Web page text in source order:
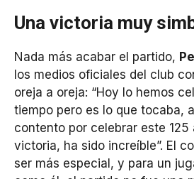
Una victoria muy
Nada más acabar el partido,
los medios oficiales del club
oreja a oreja: “Hoy lo hemos
tiempo pero es lo que tocaba,
contento por celebrar este 125
victoria, ha sido increíble”. El
ser más especial, y para un